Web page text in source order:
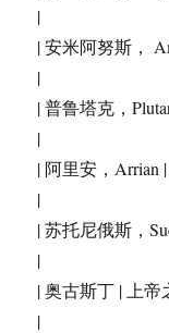
|
| 安米阿努斯，
|
| 普鲁塔克，
|
| 阿里安，Arrian
|
| 苏托尼俄斯，
|
| 奥古斯丁 | 上
|